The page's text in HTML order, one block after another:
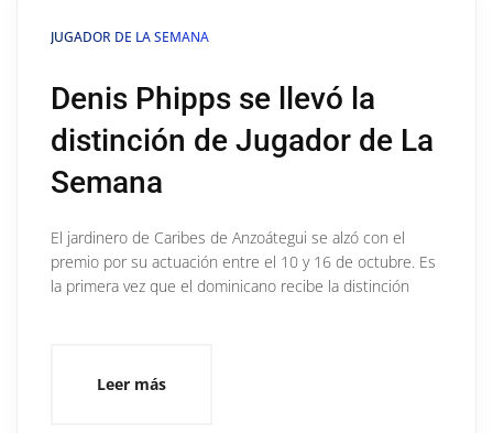
JUGADOR DE LA SEMANA
Denis Phipps se llevó la
distinción de Jugador de La
Semana
El jardinero de Caribes de Anzoátegui se alzó con el
premio por su actuación entre el 10 y 16 de octubre. Es
la primera vez que el dominicano recibe la distinción
Leer más